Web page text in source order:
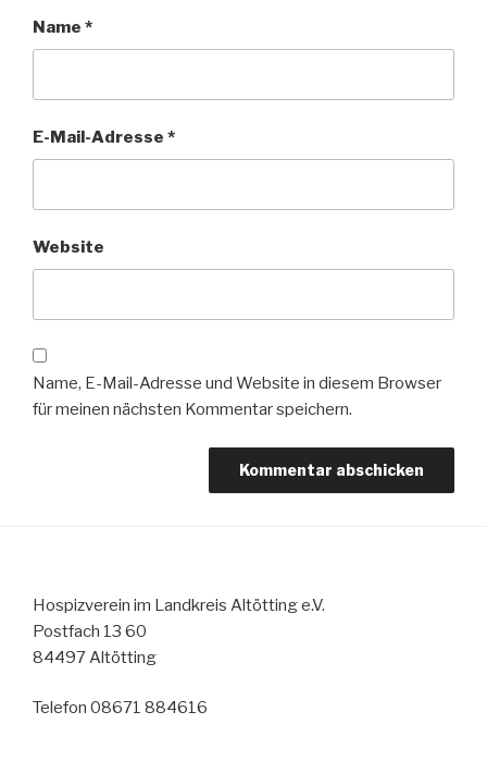
Name *
E-Mail-Adresse *
Website
Name, E-Mail-Adresse und Website in diesem Browser
für meinen nächsten Kommentar speichern.
Hospizverein im Landkreis Altötting e.V.
Postfach 13 60
84497 Altötting
Telefon 08671 884616